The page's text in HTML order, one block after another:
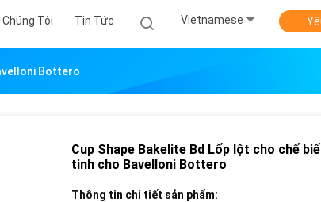
Chúng Tôi Tin Tức Vietnamese
Bottero
Cup Shape Bakelite Bd Lốp lột cho chế
tinh cho Bavelloni Bottero
Thông tin chi tiết sản phẩm: